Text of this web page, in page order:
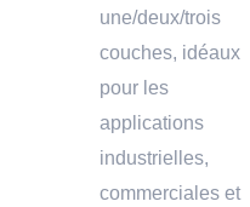
une/deux/trois
couches, idéaux
pour les
applications
industrielles,
commerciales et